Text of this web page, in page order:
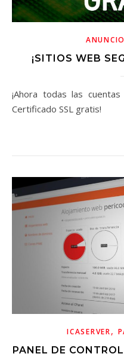
¡SITIOS WEB
¡Ahora todas las cuentas de Alojamiento Web traen un
Certificado SSL gratis!
ICASERVER,
PANEL DE